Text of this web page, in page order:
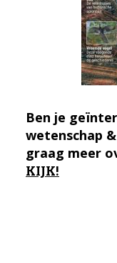
Ben je
wetenschap
graag meer
KIJK!